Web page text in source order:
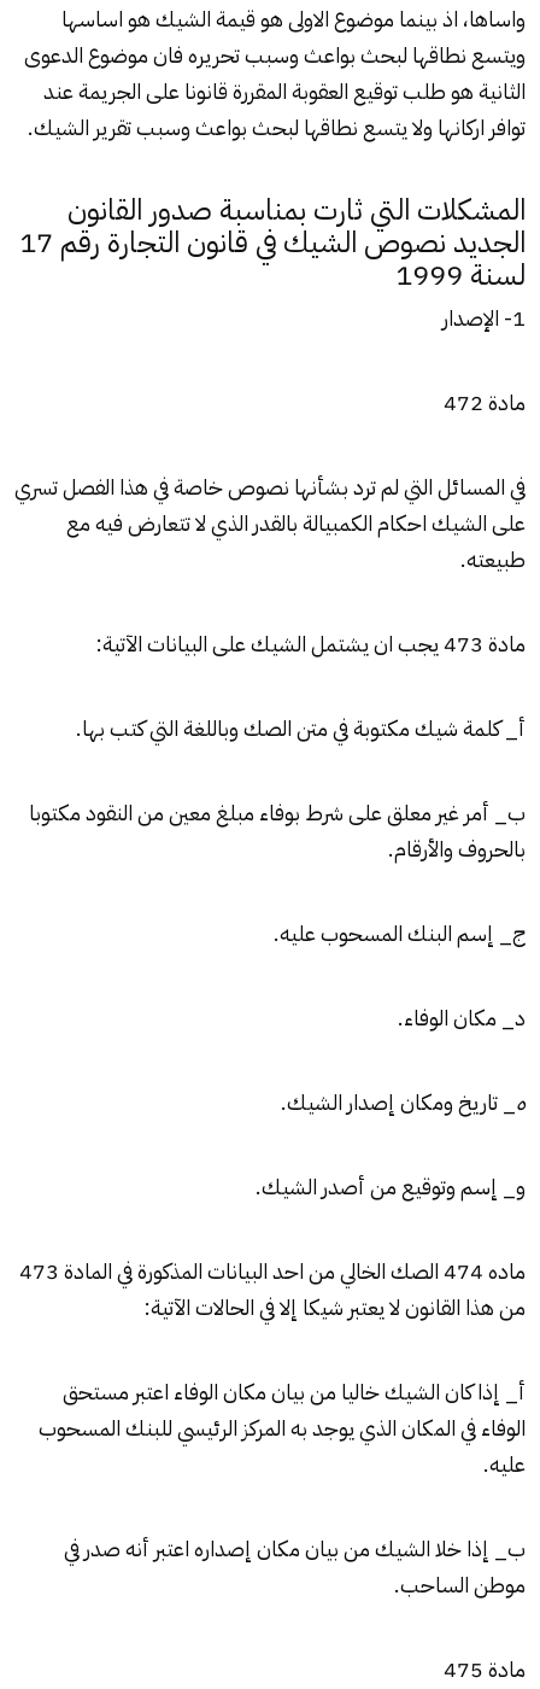
واساها، اذ بينما موضوع الاولى هو قيمة الشيك هو اساسها
ويتسع نطاقها لبحث بواعث وسبب تحريره فان موضوع الدعوى
الثانية هو طلب توقيع العقوبة المقررة قانونا على الجريمة عند
توافر اركانها ولا يتسع نطاقها لبحث بواعث وسبب تقرير الشيك.
المشكلات التي ثارت بمناسبة صدور القانون
الجديد نصوص الشيك في قانون التجارة رقم 17
لسنة 1999
1- الإصدار
مادة 472
في المسائل التي لم ترد بشأنها نصوص خاصة في هذا الفصل تسري
على الشيك احكام الكمبيالة بالقدر الذي لا تتعارض فيه مع
طبيعته.
مادة 473 يجب ان يشتمل الشيك على البيانات الآتية:
أ_ كلمة شيك مكتوبة في متن الصك وباللغة التي كتب بها.
ب_ أمر غير معلق على شرط بوفاء مبلغ معين من النقود مكتوبا
بالحروف والأرقام.
ج_ إسم البنك المسحوب عليه.
د_ مكان الوفاء.
ه _ تاريخ ومكان إصدار الشيك.
و_ إسم وتوقيع من أصدر الشيك.
ماده 474 الصك الخالي من احد البيانات المذكورة في المادة 473
من هذا القانون لا يعتبر شيكا إلا في الحالات الآتية:
أ_ إذا كان الشيك خاليا من بيان مكان الوفاء اعتبر مستحق
الوفاء في المكان الذي يوجد به المركز الرئيسي للبنك المسحوب
عليه.
ب_ إذا خلا الشيك من بيان مكان إصداره اعتبر أنه صدر في
موطن الساحب.
مادة 475